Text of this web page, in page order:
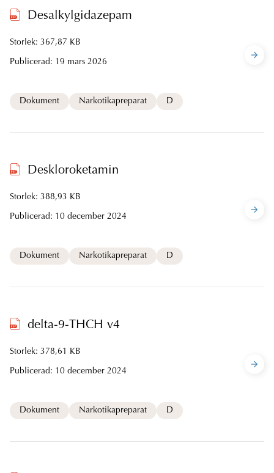
Desalkylgidazepam
Storlek: 367,87 KB
Publicerad: 19 mars 2026
Dokument Narkotikapreparat D
Deskloroketamin
Storlek: 388,93 KB
Publicerad: 10 december 2024
Dokument Narkotikapreparat D
delta-9-THCH v4
Storlek: 378,61 KB
Publicerad: 10 december 2024
Dokument Narkotikapreparat D